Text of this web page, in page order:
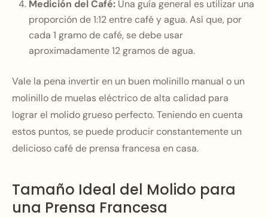
Medición del Café: Una guía general es utilizar una
proporción de 1:12 entre café y agua. Así que, por
cada 1 gramo de café, se debe usar
aproximadamente 12 gramos de agua.
Vale la pena invertir en un buen molinillo manual o un
molinillo de muelas eléctrico de alta calidad para
lograr el molido grueso perfecto. Teniendo en cuenta
estos puntos, se puede producir constantemente un
delicioso café de prensa francesa en casa.
Tamaño Ideal del Molido para
una Prensa Francesa